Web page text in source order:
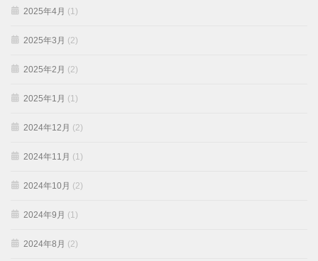
2025年4月 (1)
2025年3月 (2)
2025年2月 (2)
2025年1月 (1)
2024年12月 (2)
2024年11月 (1)
2024年10月 (2)
2024年9月 (1)
2024年8月 (2)